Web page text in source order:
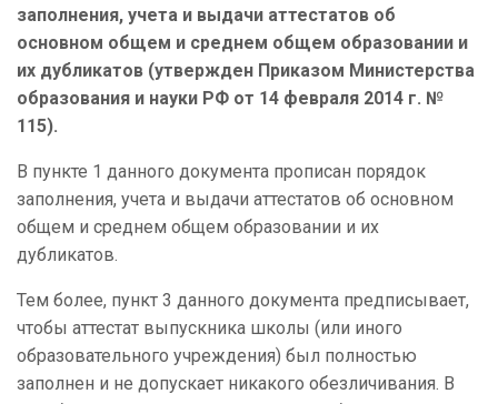
заполнения, учета и выдачи аттестатов об
основном общем и среднем общем образовании и
их дубликатов (утвержден Приказом Министерства
образования и науки РФ от 14 февраля 2014 г. №
115).
В пункте 1 данного документа прописан порядок
заполнения, учета и выдачи аттестатов об основном
общем и среднем общем образовании и их
дубликатов.
Тем более, пункт 3 данного документа предписывает,
чтобы аттестат выпускника школы (или иного
образовательного учреждения) был полностью
заполнен и не допускает никакого обезличивания. В